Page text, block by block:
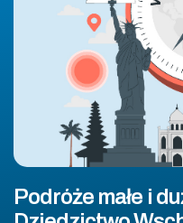
Podróże małe i